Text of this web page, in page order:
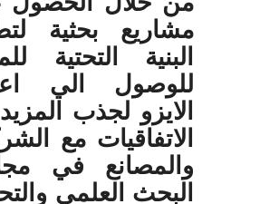
مشاريع بحثية
البنية التحتية
للوصول الي
الايزو لجذب
الاتفاقيات مع
والمصانع في
البحث العلمي